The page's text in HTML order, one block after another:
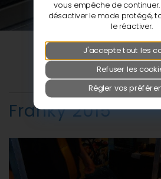
Franky 2015
vous empêche de
désactiver le mode protégé,
le réactiver.
J'accepte tout les
Refuser les
Régler vos